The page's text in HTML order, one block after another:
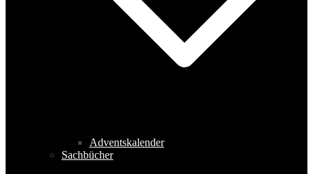
Adventskalender
Sachbücher